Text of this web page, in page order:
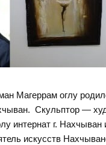
Магеррам оглу
Скульптор —
интернат г. Нахчыван
искусств